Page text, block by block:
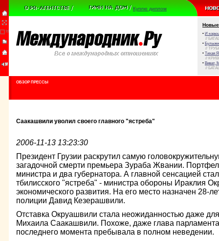
Куплю диплом
Новые
• И
//
•
//
• Тихая
//
• Виват,
//
ОБЗОР ПРЕССЫ
Саакашвили уволил своего главного "ястреба"
2006-11-13 13:23:30
Президент Грузии раскрутил самую
загадочной смерти премьера Зураба Жвании.
министра и два губернатора. А главной сенсацией
тбилисского "ястреба" - министра обороны Ираклия
экономического развития. На его место назначен 28-
полиции Давид Кезерашвили.
Отставка Окруашвили стала неожиданностью даже
Михаила Саакашвили. Похоже, даже глава
последнего момента пребывала в полном неведении.